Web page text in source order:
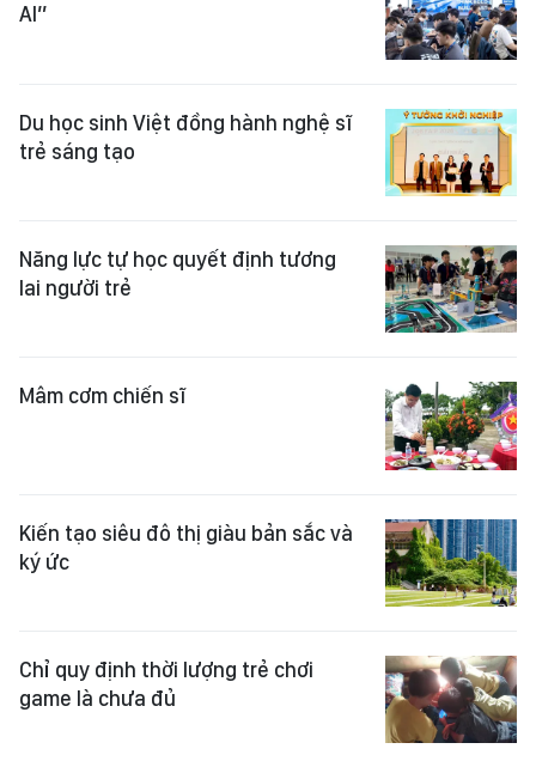
AI”
Du học sinh Việt đồng hành nghệ sĩ
trẻ sáng tạo
Năng lực tự học quyết định tương
lai người trẻ
Mâm cơm chiến sĩ
Kiến tạo siêu đô thị giàu bản sắc và
ký ức
Chỉ quy định thời lượng trẻ chơi
game là chưa đủ